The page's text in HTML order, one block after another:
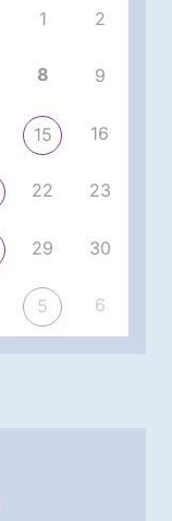
1 2
8 9
15 16
22 23
29 30
5 6